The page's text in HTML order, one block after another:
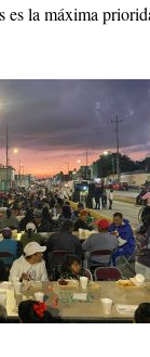
es la máxima